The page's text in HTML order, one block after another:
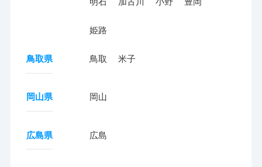
姫路
鳥取県 鳥取 米子
岡山県 岡山
広島県 広島